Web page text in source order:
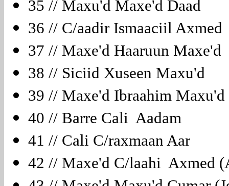
35 // Maxu'd Maxe'd Daad
36 // C/aadir Ismaaciil
37 // Maxe'd Haaruun
38 // Siciid Xuseen Maxu'd
39 // Maxe'd Ibraahim
40 // Barre Cali Aadam
41 // Cali C/raxmaan Aar
42 // Maxe'd C/laahi Axmed